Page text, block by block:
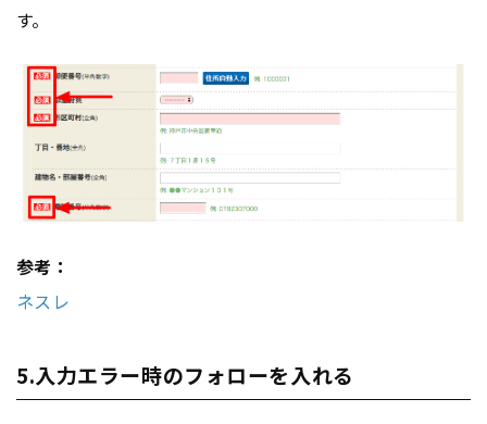
す。
参考：
ネスレ
5.入力エラー時のフォローを入れる